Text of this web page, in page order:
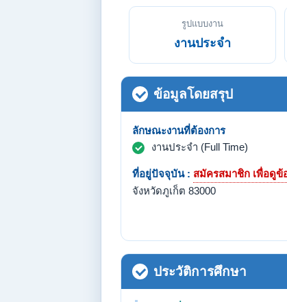
รูปแบบงาน
งานประจำ
ข้อมูลโดยสรุป
ลักษณะงานที่ต้องการ
งานประจำ (Full Time)
ที่อยู่ปัจจุบัน : สมัครสมาชิก เพื่อดูข้
จังหวัดภูเก็ต 83000
ประวัติการศึกษา